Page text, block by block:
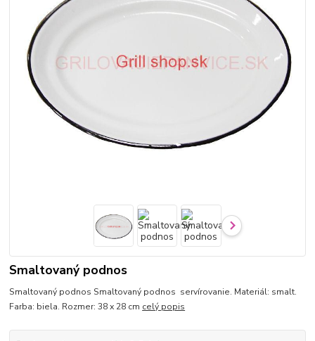
Smaltovaný podnos
Smaltovaný podnos Smaltovaný podnos servírovanie. Materiál: smalt.
Farba: biela. Rozmer: 38 x 28 cm celý popis